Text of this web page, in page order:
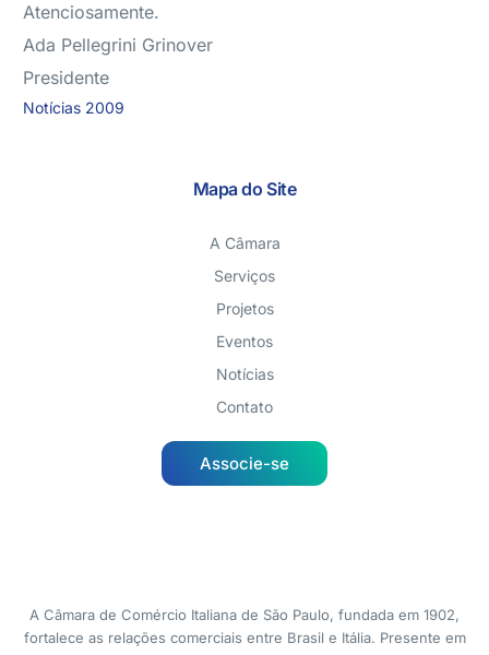
Atenciosamente.
Ada Pellegrini Grinover
Presidente
Notícias 2009
Mapa do Site
A Câmara
Serviços
Projetos
Eventos
Notícias
Contato
Associe-se
A Câmara de Comércio Italiana de São Paulo, fundada em 1902,
fortalece as relações comerciais entre Brasil e Itália. Presente em